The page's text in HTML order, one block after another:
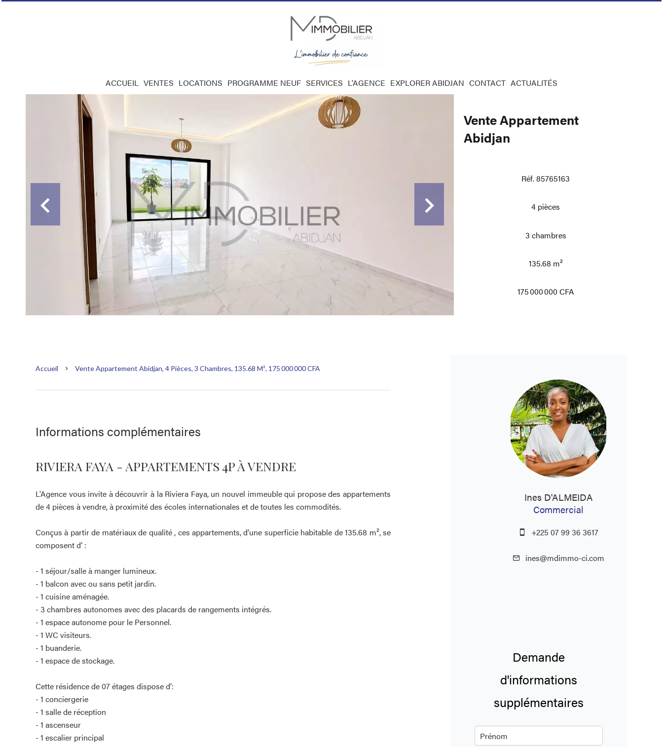
ACCUEIL VENTES LOCATIONS PROGRAMME NEUF SERVICES L'AGENCE EXPLORER ABIDJAN CONTACT ACTUALITÉS
Vente Appartement
Abidjan
Réf. 85765163
4 pièces
3 chambres
135.68 m²
175 000 000 CFA
Accueil Vente Appartement Abidjan, 4 Pièces, 3 Chambres, 135.68 M², 175 000 000 CFA
Informations complémentaires
RIVIERA FAYA - APPARTEMENTS 4P À VENDRE
L'Agence vous invite à découvrir à la Riviera Faya, un nouvel immeuble qui propose des appartements
de 4 pièces à vendre, à proximité des écoles internationales et de toutes les commodités.
Conçus à partir de matériaux de qualité , ces appartements, d’une superficie habitable de 135.68 m², se
composent d’ :
- 1 séjour/salle à manger lumineux.
- 1 balcon avec ou sans petit jardin.
- 1 cuisine aménagée.
- 3 chambres autonomes avec des placards de rangements intégrés.
- 1 espace autonome pour le Personnel.
- 1 WC visiteurs.
- 1 buanderie.
- 1 espace de stockage.
Cette résidence de 07 étages dispose d’:
- 1 conciergerie
- 1 salle de réception
- 1 ascenseur
- 1 escalier principal
Ines D'ALMEIDA
Commercial
+225 07 99 36 3617
ines@mdimmo-ci.com
Demande
d'informations
supplémentaires